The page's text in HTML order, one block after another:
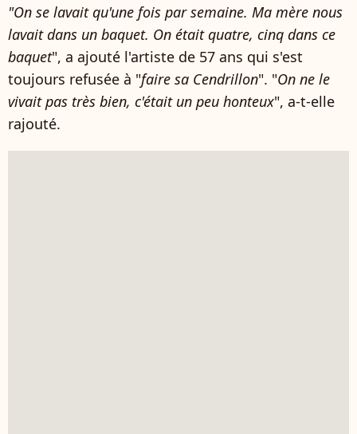
"On se lavait qu'une fois par semaine. Ma mère nous
lavait dans un baquet. On était quatre, cinq dans ce
baquet", a ajouté l'artiste de 57 ans qui s'est
toujours refusée à "faire sa Cendrillon". "On ne le
vivait pas très bien, c'était un peu honteux", a-t-elle
rajouté.